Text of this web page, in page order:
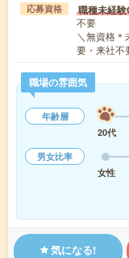
応募資格 職種未経
不要
＼無資格
要・来社
職場の雰囲気
年齢層
20代
男女比率
女性
気になる!